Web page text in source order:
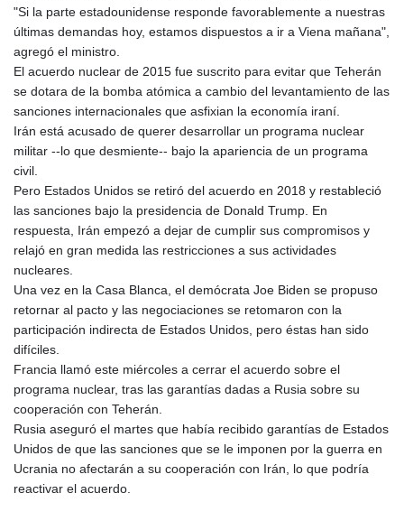
"Si la parte estadounidense responde favorablemente a nuestras
últimas demandas hoy, estamos dispuestos a ir a Viena mañana",
agregó el ministro.
El acuerdo nuclear de 2015 fue suscrito para evitar que Teherán
se dotara de la bomba atómica a cambio del levantamiento de las
sanciones internacionales que asfixian la economía iraní.
Irán está acusado de querer desarrollar un programa nuclear
militar --lo que desmiente-- bajo la apariencia de un programa
civil.
Pero Estados Unidos se retiró del acuerdo en 2018 y restableció
las sanciones bajo la presidencia de Donald Trump. En
respuesta, Irán empezó a dejar de cumplir sus compromisos y
relajó en gran medida las restricciones a sus actividades
nucleares.
Una vez en la Casa Blanca, el demócrata Joe Biden se propuso
retornar al pacto y las negociaciones se retomaron con la
participación indirecta de Estados Unidos, pero éstas han sido
difíciles.
Francia llamó este miércoles a cerrar el acuerdo sobre el
programa nuclear, tras las garantías dadas a Rusia sobre su
cooperación con Teherán.
Rusia aseguró el martes que había recibido garantías de Estados
Unidos de que las sanciones que se le imponen por la guerra en
Ucrania no afectarán a su cooperación con Irán, lo que podría
reactivar el acuerdo.